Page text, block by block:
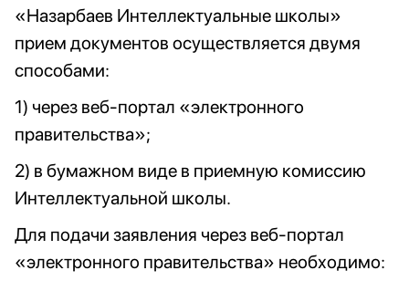
«Назарбаев Интеллектуальные школы»
прием документов осуществляется двумя
способами:
1) через веб-портал «электронного
правительства»;
2) в бумажном виде в приемную комиссию
Интеллектуальной школы.
Для подачи заявления через веб-портал
«электронного правительства» необходимо: